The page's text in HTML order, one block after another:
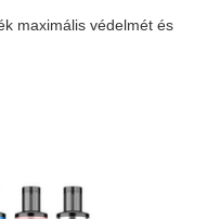
maximális védelmét és